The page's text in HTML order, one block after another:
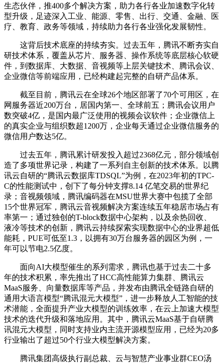
生态伙伴，推400多个解决方案，助力各行各业加速数字化转
型升级，足迹深入工业、能源、零售、出行、交通、金融、医
疗、教育、政务等领域，持续助力各行各业强化发展韧性。
这背后技术底座的持续夯实。过去五年，腾讯不断夯实自
研技术体系，覆盖从芯片、服务器、操作系统等底层核心软硬
件，到数据库、大数据、音视频等上层关键技术、腾讯会议、
企业微信等前端应用，已经构建起完整的自研产品体系。
截至目前，腾讯云在全球26个地区部署了70个可用区，在
网服务器近200万台，居国内第一、全球前五；腾讯会议用户
数突破4亿，是国内最广泛使用的视频会议软件；企业微信上
的真实企业与组织数超1200万，企业每天通过企业微信服务的
微信用户数达5亿。
过去五年，腾讯累计研发投入超过2368亿元，部分领域创
造了多项世界记录，构建了一系列自主创新的技术体系。以腾
讯云自研的“腾讯云数据库TDSQL”为例，在2023年初的TPC-
C的性能测试中，创下了每分钟支撑8.14 亿笔交易的世界纪
录；音视频领域，腾讯编码器在MSU世界大赛中包揽了全部
15个世界冠军，腾讯云音视频解决方案连续五年稳居市场占有
率第一；通过独创的T-block数据中心架构，以及余热回收、
液冷等技术的创新，腾讯云持续探索实现数据中心的业界超低
能耗，PUE可低至1.3，以拥有30万台服务器的园区为例，一
年可以节电2.5亿度。
面向AI大模型催生的系列需求，腾讯也基于过去二十多
年的技术积累，率先推出了HCC高性能算力集群、腾讯云
MaaS服务、向量数据库等产品，并发布由腾讯全链路自研的
通用大语言模型“腾讯混元大模型”，进一步释放人工智能的技
术潜能，全面提升产业大模型的训练效率，在云上加速大模型
技术的迭代升级和落地应用。其中，腾讯云MaaS基于自研腾
讯混元大模型，同时支持业内主流开源模型应用，已经为20多
行业输出了超过50个行业大模型解决方案。
腾讯集团高级执行副总裁、云与智慧产业事业群CEO汤